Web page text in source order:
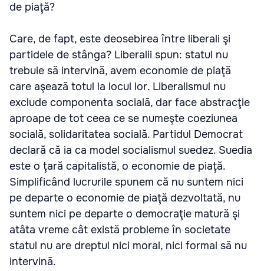
de piaţă?
Care, de fapt, este deosebirea între liberali şi
partidele de stânga? Liberalii spun: statul nu
trebuie să intervină, avem economie de piaţă
care aşează totul la locul lor. Liberalismul nu
exclude componenta socială, dar face abstracţie
aproape de tot ceea ce se numeşte coeziunea
socială, solidaritatea socială. Partidul Democrat
declară că ia ca model socialismul suedez. Suedia
este o ţară capitalistă, o economie de piaţă.
Simplificând lucrurile spunem că nu suntem nici
pe departe o economie de piaţă dezvoltată, nu
suntem nici pe departe o democraţie matură şi
atâta vreme cât există probleme în societate
statul nu are dreptul nici moral, nici formal să nu
intervină.